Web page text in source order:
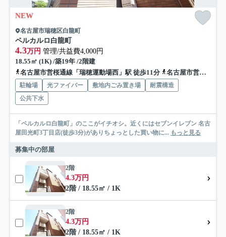
NEW
名古屋市瑞穂区白龍町
ペルカルロ白龍町
4.3万円 管理/共益費4,000円
18.55㎡ (1K) /築19年 /2階建
名古屋市営桜通線「瑞穂運動場西」駅 徒歩11分
名古屋市営名城線「妙音通」駅 徒歩12分
駐輪場 光ファイバー 敷地内ごみ置き場
耐震構造
公共下水
「ペルカルロ白龍町」のここがイチオシ。近くにはセブンイレブン 名古
屋田光町3丁目店(徒歩3分)がありちょっとした買い物に... もっと見る
募集中の部屋
2階
4.3万円
2階 / 18.55㎡ / 1K
2階
4.3万円
2階 / 18.55㎡ / 1K